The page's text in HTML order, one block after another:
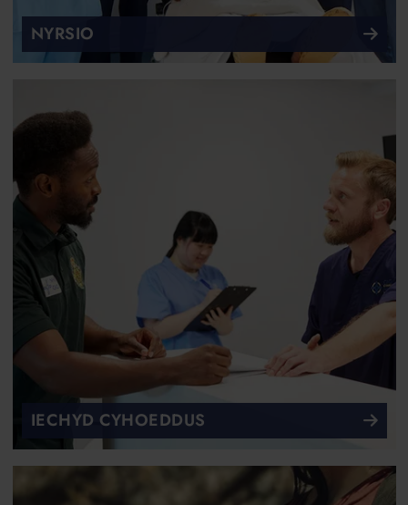
NYRSIO
IECHYD CYHOEDDUS